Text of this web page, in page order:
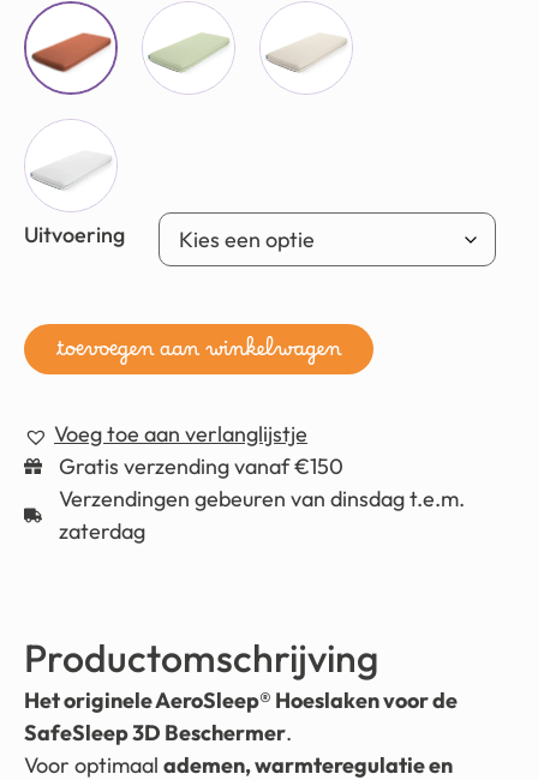
Uitvoering
toevoegen aan winkelwagen
Voeg toe aan verlanglijstje
Gratis verzending vanaf €150
Verzendingen gebeuren van dinsdag t.e.m.
zaterdag
Productomschrijving
Het originele AeroSleep® Hoeslaken voor de
SafeSleep 3D Beschermer.
Voor optimaal ademen, warmteregulatie en